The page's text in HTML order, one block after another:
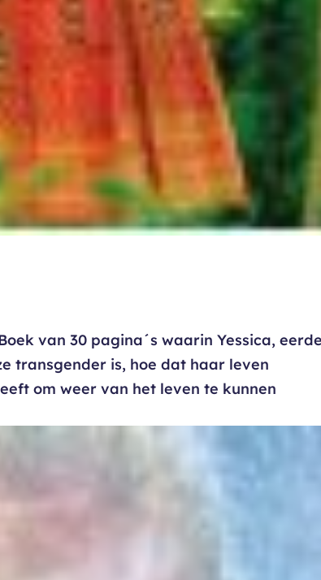
van 30 pagina´s waarin Yessica,
transgender is, hoe dat haar leven
om weer van het leven te kunnen